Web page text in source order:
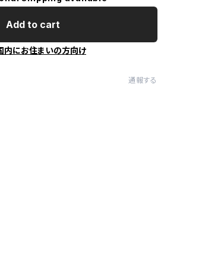
Add to cart
内にお住まいの方向け
通報する